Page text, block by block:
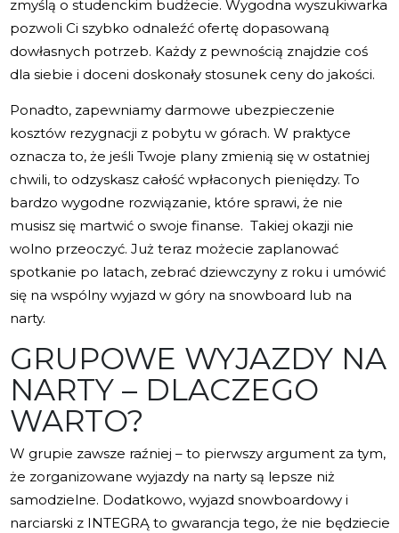
zmyślą o studenckim budżecie. Wygodna wyszukiwarka
pozwoli Ci szybko odnaleźć ofertę dopasowaną
dowłasnych potrzeb. Każdy z pewnością znajdzie coś
dla siebie i doceni doskonały stosunek ceny do jakości.
Ponadto, zapewniamy darmowe ubezpieczenie
kosztów rezygnacji z pobytu w górach. W praktyce
oznacza to, że jeśli Twoje plany zmienią się w ostatniej
chwili, to odzyskasz całość wpłaconych pieniędzy. To
bardzo wygodne rozwiązanie, które sprawi, że nie
musisz się martwić o swoje finanse. Takiej okazji nie
wolno przeoczyć. Już teraz możecie zaplanować
spotkanie po latach, zebrać dziewczyny z roku i umówić
się na wspólny wyjazd w góry na snowboard lub na
narty.
GRUPOWE WYJAZDY NA
NARTY – DLACZEGO
WARTO?
W grupie zawsze raźniej – to pierwszy argument za tym,
że zorganizowane wyjazdy na narty są lepsze niż
samodzielne. Dodatkowo, wyjazd snowboardowy i
narciarski z INTEGRĄ to gwarancja tego, że nie będziecie